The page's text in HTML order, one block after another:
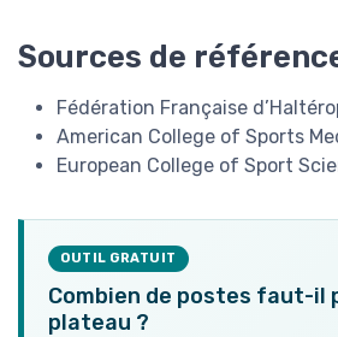
Sources de
Fédération Française
American College of Sports
European College of Sport
OUTIL GRATUIT
Combien de postes faut-il
plateau ?